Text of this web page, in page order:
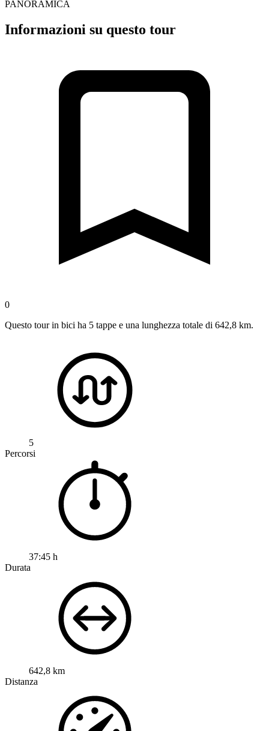
PANORAMICA
Informazioni su questo tour
0
Questo tour in bici ha 5 tappe e una lunghezza totale di 642,8 km.
5
Percorsi
37:45 h
Durata
642,8 km
Distanza